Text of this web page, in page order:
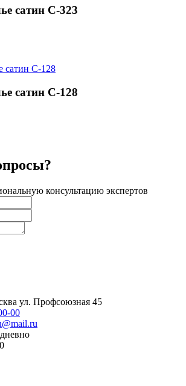
сатин С-323
сатин С-128
консультацию экспертов
ул. Профсоюзная 45
00